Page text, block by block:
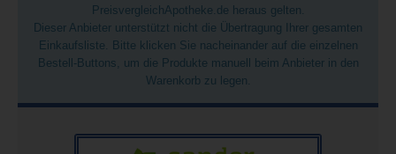
PreisvergleichApotheke.de heraus gelten.
Dieser Anbieter unterstützt nicht die Übertragung Ihrer gesamten
Einkaufsliste. Bitte klicken Sie nacheinander auf die einzelnen
Bestell-Buttons, um die Produkte manuell beim Anbieter in den
Warenkorb zu legen.